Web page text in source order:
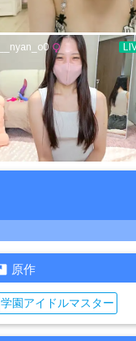
原作
学園アイドルマスター